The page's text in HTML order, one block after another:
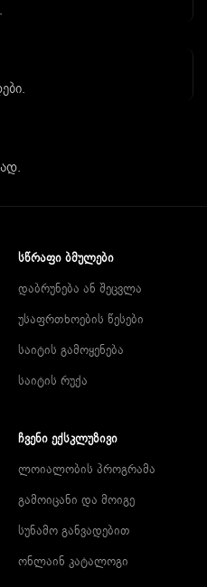
ᲡᲬᲠᲐᲤᲘ ᲑᲛᲣᲚᲔᲑᲘ
დაბრუნება ან შეცვლა
უსაფრთხოების წესები
საიტის გამოყენება
საიტის რუქა
ᲩᲕᲔᲜᲘ ᲔᲥᲡᲙᲚᲣᲖᲘᲕᲘ
ლოიალობის პროგრამა
გამოიცანი და მოიგე
სუნამო განვადებით
ონლაინ კატალოგი